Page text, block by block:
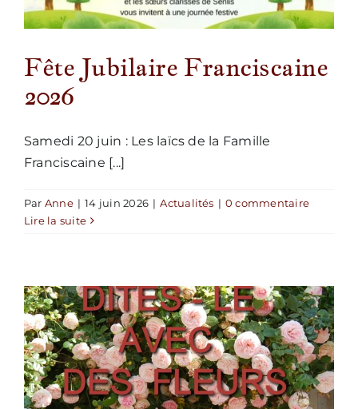
Fête Jubilaire Franciscaine
2026
Samedi 20 juin : Les laïcs de la Famille
Franciscaine [...]
Par Anne | 14 juin 2026 | Actualités | 0 commentaire
Lire la suite